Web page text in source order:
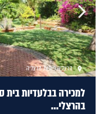
הרצליה פיתוח,הרצליה
למכירה בבלעדיות בית
בהרצלי...